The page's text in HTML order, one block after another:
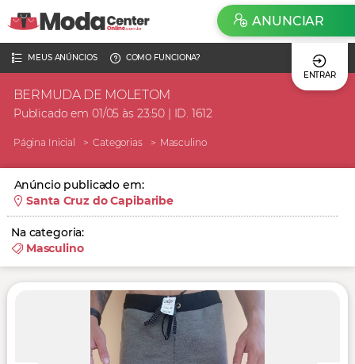
MEUS ANÚNCIOS
COMO FUNCIONA?
ENTRAR
ANUNCIAR
BERMUDA DE MOLETOM
Publicado em 01/05 às 23:50 | ID. 1612
Página Inicial Categorias Masculino
Anúncio publicado em:
Santa Cruz do Capibaribe
Na categoria:
Masculino